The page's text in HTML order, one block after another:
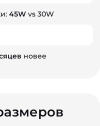
45W vs 30W
новее